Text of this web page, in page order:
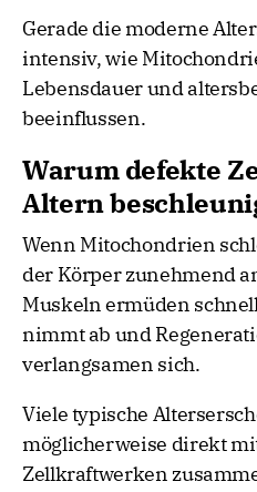
Gerade die moderne
intensiv, wie
Lebensdauer und
beeinflussen.
Warum defekte
Altern
Wenn Mitochondrien
der Körper zunehmend
Muskeln ermüden
nimmt ab und
verlangsamen sich.
Viele typische
möglicherweise direkt
Zellkraftwerken